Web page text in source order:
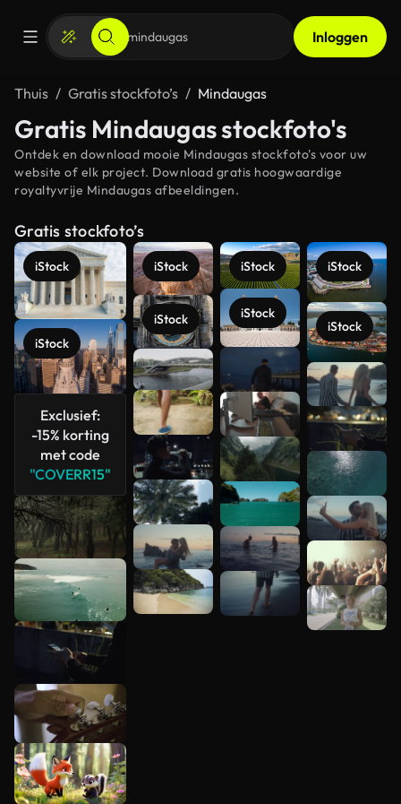
Inloggen
Thuis Gratis stockfoto’s Mindaugas
Gratis Mindaugas stockfoto's
Ontdek en download mooie Mindaugas stockfoto's voor uw
website of elk project. Download gratis hoogwaardige
royaltyvrije Mindaugas afbeeldingen.
Gratis stockfoto’s
iStock
iStock
Exclusief:
-15% korting
met code
"COVERR15"
iStock
iStock
iStock
iStock
iStock
iStock
Meer
bekijken